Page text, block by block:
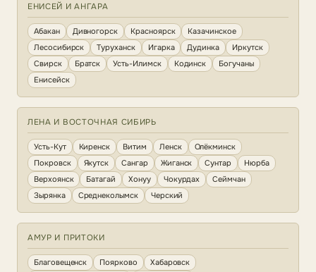
ЕНИСЕЙ И АНГАРА
Абакан Дивногорск Красноярск
Казачинское
Лесосибирск
Туруханск Игарка Дудинка
Иркутск
Свирск
Братск Усть-Илимск Кодинск
Богучаны
Енисейск
ЛЕНА И ВОСТОЧНАЯ СИБИРЬ
Усть-Кут Киренск Витим Ленск
Олёкминск
Покровск
Якутск Сангар Жиганск Сунтар
Нюрба
Верхоянск
Батагай Хонуу Чокурдах
Сеймчан
Зырянка
Среднеколымск Черский
АМУР И ПРИТОКИ
Благовещенск Поярково
Хабаровск